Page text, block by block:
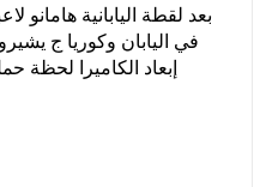
بعد لقطة اليابانية هامانو
في اليابان وكوريا ج
إبعاد الكاميرا لحظة